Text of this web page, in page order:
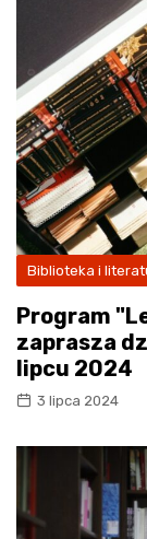
Biblioteka i
Program
zaprasza
lipcu 2024
3 lipca 2024